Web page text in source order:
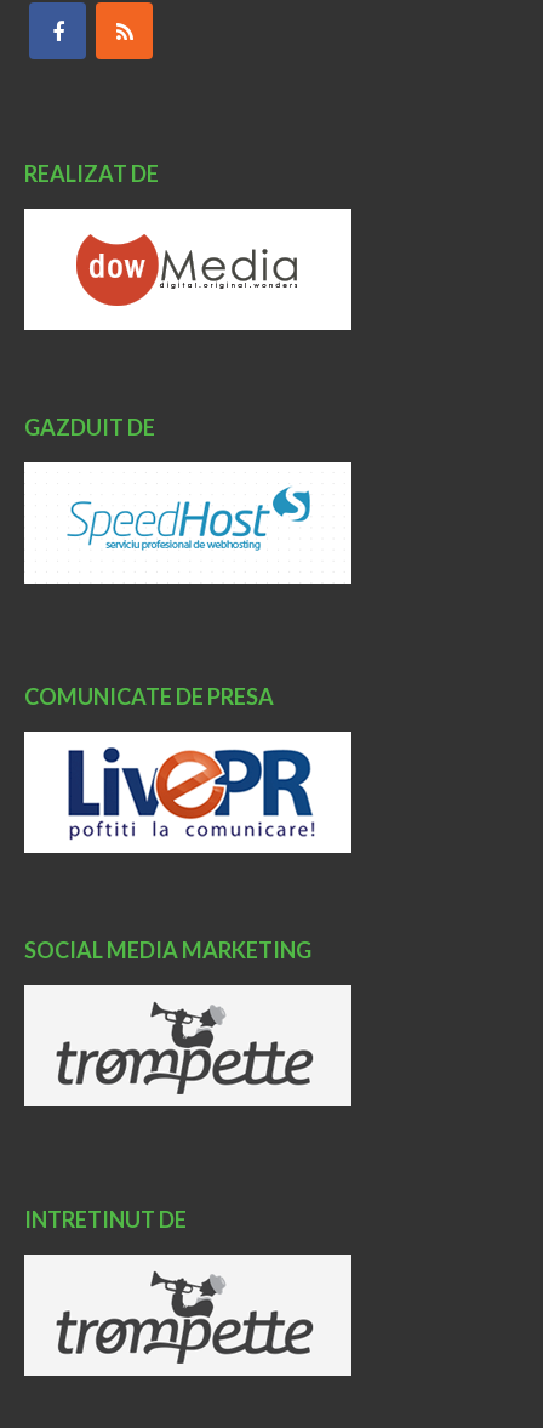
REALIZAT DE
GAZDUIT DE
COMUNICATE DE PRESA
SOCIAL MEDIA MARKETING
INTRETINUT DE